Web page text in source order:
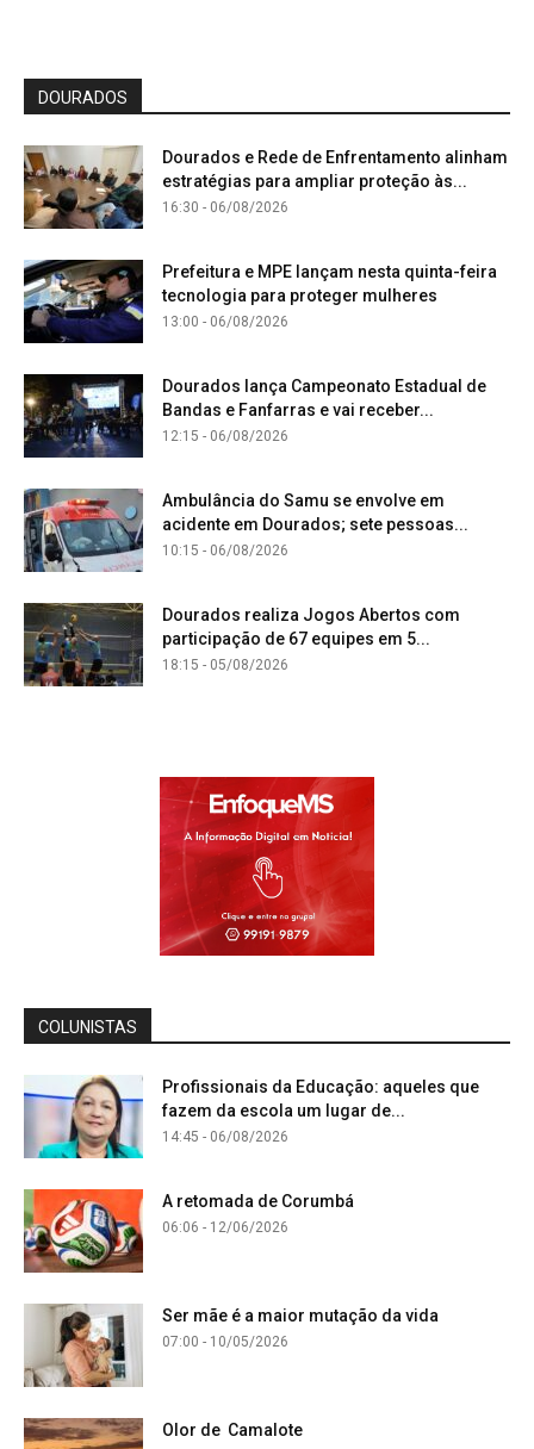
DOURADOS
Dourados e Rede de Enfrentamento alinham
estratégias para ampliar proteção às...
16:30 - 06/08/2026
Prefeitura e MPE lançam nesta quinta-feira
tecnologia para proteger mulheres
13:00 - 06/08/2026
Dourados lança Campeonato Estadual de
Bandas e Fanfarras e vai receber...
12:15 - 06/08/2026
Ambulância do Samu se envolve em
acidente em Dourados; sete pessoas...
10:15 - 06/08/2026
Dourados realiza Jogos Abertos com
participação de 67 equipes em 5...
18:15 - 05/08/2026
COLUNISTAS
Profissionais da Educação: aqueles que
fazem da escola um lugar de...
14:45 - 06/08/2026
A retomada de Corumbá
06:06 - 12/06/2026
Ser mãe é a maior mutação da vida
07:00 - 10/05/2026
Olor de Camalote